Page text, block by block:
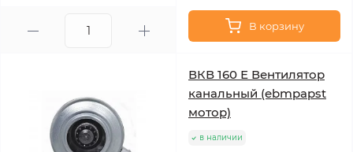
В корзину
ВКВ 160 Е Вентилятор
канальный (ebmpapst
мотор)
в наличии